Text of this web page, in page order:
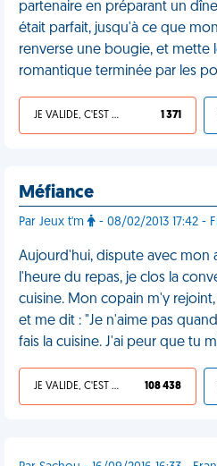
partenaire en préparant un
était parfait, jusqu'à ce que
renverse une bougie, et mette
romantique terminée par les
JE VALIDE, C'EST UNE VDM 1 371
Méfiance
Par Jeux t'm - 08/02/2013 17:42 -
Aujourd'hui, dispute avec mon
l'heure du repas, je clos la
cuisine. Mon copain m'y
et me dit : "Je n'aime pas
fais la cuisine. J'ai peur que tu
JE VALIDE, C'EST UNE VDM 108 438